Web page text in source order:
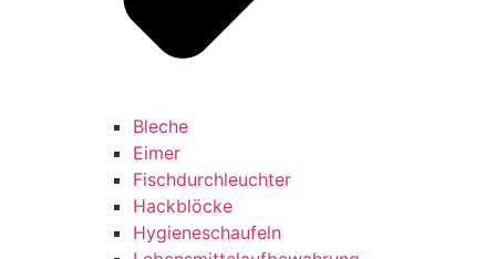
Bleche
Eimer
Fischdurchleuchter
Hackblöcke
Hygieneschaufeln